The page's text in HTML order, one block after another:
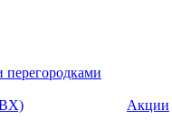
Акции